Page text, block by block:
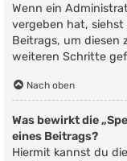
Wenn ein
vergeben hat,
Beitrags, um diesen
weiteren Schritte
Nach oben
Was bewirkt die
eines Beitrags?
Hiermit kannst du